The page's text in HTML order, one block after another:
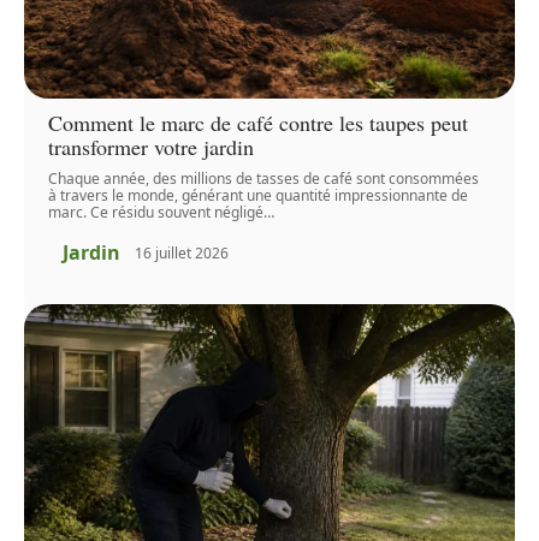
Comment le marc de café contre les taupes peut
transformer votre jardin
Chaque année, des millions de tasses de café sont consommées
à travers le monde, générant une quantité impressionnante de
marc. Ce résidu souvent négligé…
Jardin 16 juillet 2026